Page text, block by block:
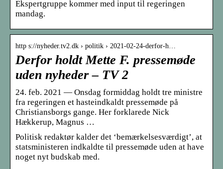
Ekspertgruppe kommer med input til regeringen
mandag.
http s://nyheder.tv2.dk › politik › 2021-02-24-derfor-h…
Derfor holdt Mette F. pressemøde
uden nyheder – TV 2
24. feb. 2021 — Onsdag formiddag holdt tre ministre
fra regeringen et hasteindkaldt pressemøde på
Christiansborgs gange. Her forklarede Nick
Hækkerup, Magnus …
Politisk redaktør kalder det ‘bemærkelsesværdigt’, at
statsministeren indkaldte til pressemøde uden at have
noget nyt budskab med.